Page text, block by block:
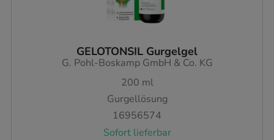
GELOTONSIL Gurgelgel
G. Pohl-Boskamp GmbH & Co. KG
200 ml
Gurgellösung
16956574
Sofort lieferbar